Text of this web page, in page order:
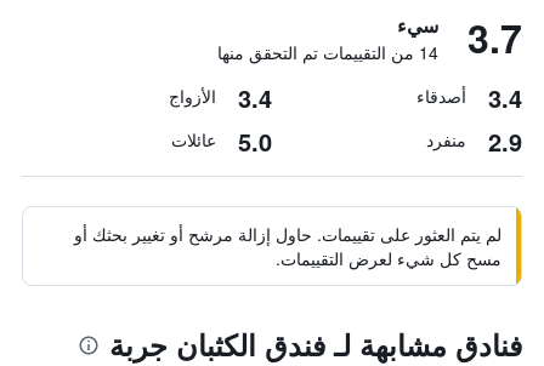
3.7 سيء
14 من التقييمات تم التحقق منها
3.4 أصدقاء 3.4 الأزواج
2.9 منفرد 5.0 عائلات
لم يتم العثور على تقييمات. حاول إزالة مرشح أو تغيير بحثك أو
مسح كل شيء لعرض التقييمات.
فنادق مشابهة لـ فندق الكثبان جربة